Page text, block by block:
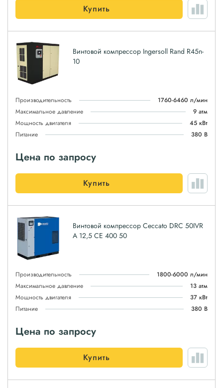
Купить
Винтовой компрессор Ingersoll Rand R45n-
10
Производительность
1760-6460 л/мин
Максимальное давление
9 атм
Мощность двигателя
45 кВт
Питание
380 В
Цена по запросу
Купить
Винтовой компрессор Ceccato DRC 50IVR
A 12,5 CE 400 50
Производительность
1800-6000 л/мин
Максимальное давление
13 атм
Мощность двигателя
37 кВт
Питание
380 В
Цена по запросу
Купить